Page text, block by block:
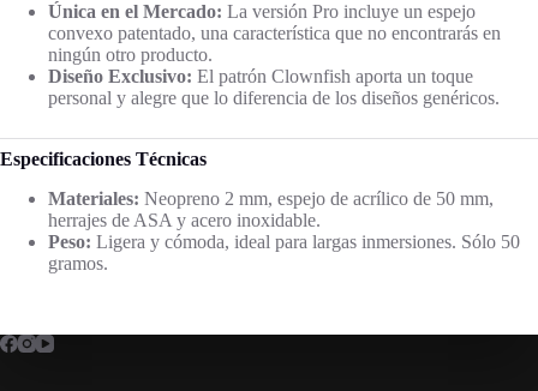
Única en el Mercado: La versión Pro incluye un espejo
convexo patentado, una característica que no encontrarás en
ningún otro producto.
Diseño Exclusivo: El patrón Clownfish aporta un toque
personal y alegre que lo diferencia de los diseños genéricos.
Especificaciones Técnicas
Materiales: Neopreno 2 mm, espejo de acrílico de 50 mm,
herrajes de ASA y acero inoxidable.
Peso: Ligera y cómoda, ideal para largas inmersiones. Sólo 50
gramos.